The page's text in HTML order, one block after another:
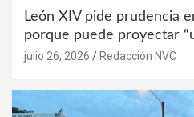
León XIV pide prudencia
porque puede proyectar
julio 26, 2026 Redacción NVC